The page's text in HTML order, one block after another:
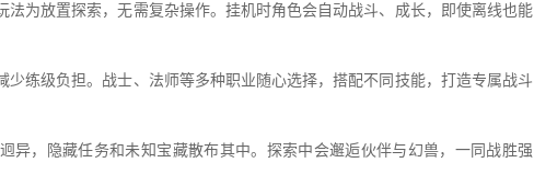
法为放置探索，无需复杂操作。挂机时角色会自动战斗、成长，即使离线也能
少练级负担。战士、法师等多种职业随心选择，搭配不同技能，打造专属战斗
异，隐藏任务和未知宝藏散布其中。探索中会邂逅伙伴与幻兽，一同战胜强